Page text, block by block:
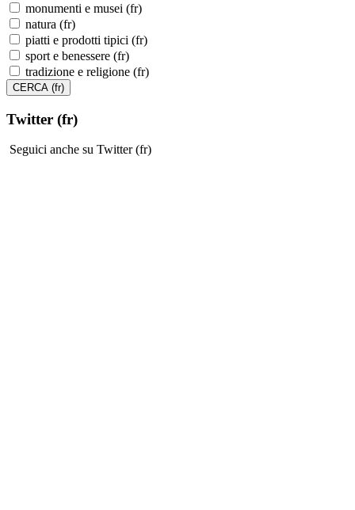
monumenti e musei (fr)
natura (fr)
piatti e prodotti tipici (fr)
sport e benessere (fr)
tradizione e religione (fr)
Twitter (fr)
Seguici anche su Twitter (fr)